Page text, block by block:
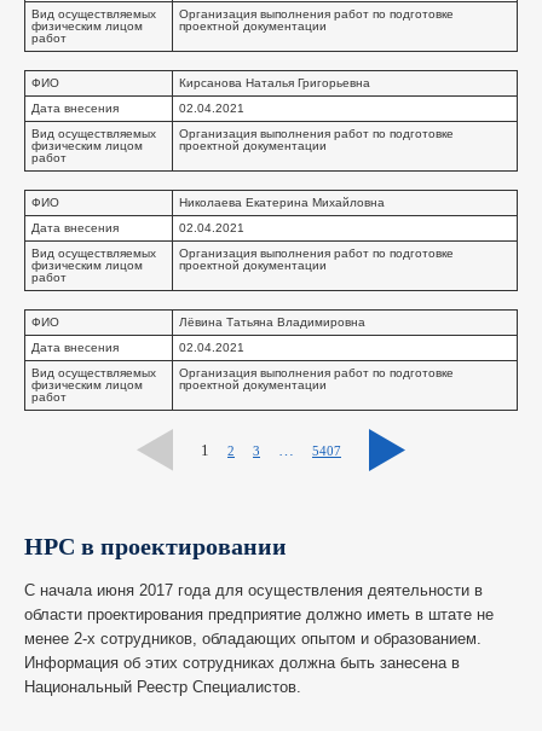
Вид осуществляемых
физическим лицом
работ
Организация выполнения работ по подготовке
проектной документации
ФИО
Кирсанова Наталья Григорьевна
Дата внесения
02.04.2021
Вид осуществляемых
физическим лицом
работ
Организация выполнения работ по подготовке
проектной документации
ФИО
Николаева Екатерина Михайловна
Дата внесения
02.04.2021
Вид осуществляемых
физическим лицом
работ
Организация выполнения работ по подготовке
проектной документации
ФИО
Лёвина Татьяна Владимировна
Дата внесения
02.04.2021
Вид осуществляемых
физическим лицом
работ
Организация выполнения работ по подготовке
проектной документации
1 2 3 … 5407
НРС в проектировании
С начала июня 2017 года для осуществления деятельности в
области проектирования предприятие должно иметь в штате не
менее 2-х сотрудников, обладающих опытом и образованием.
Информация об этих сотрудниках должна быть занесена в
Национальный Реестр Специалистов.